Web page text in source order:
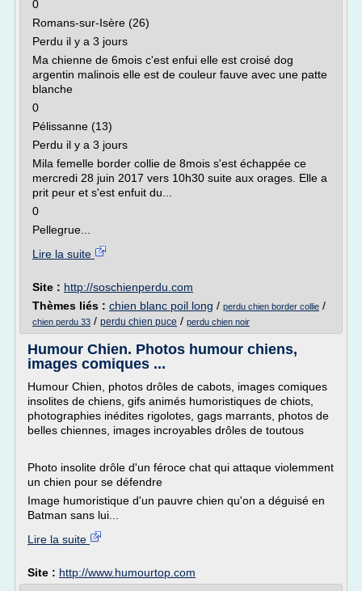
0
Romans-sur-Isère (26)
Perdu il y a 3 jours
Ma chienne de 6mois c'est enfui elle est croisé dog
argentin malinois elle est de couleur fauve avec une patte
blanche
0
Pélissanne (13)
Perdu il y a 3 jours
Mila femelle border collie de 8mois s'est échappée ce
mercredi 28 juin 2017 vers 10h30 suite aux orages. Elle a
prit peur et s'est enfuit du...
0
Pellegrue...
Lire la suite
Site : http://soschienperdu.com
Thèmes liés : chien blanc poil long / perdu chien border collie /
chien perdu 33 / perdu chien puce / perdu chien noir
Humour Chien. Photos humour chiens,
images comiques ...
Humour Chien, photos drôles de cabots, images comiques
insolites de chiens, gifs animés humoristiques de chiots,
photographies inédites rigolotes, gags marrants, photos de
belles chiennes, images incroyables drôles de toutous
Photo insolite drôle d'un féroce chat qui attaque violemment
un chien pour se défendre
Image humoristique d'un pauvre chien qu'on a déguisé en
Batman sans lui...
Lire la suite
Site : http://www.humourtop.com